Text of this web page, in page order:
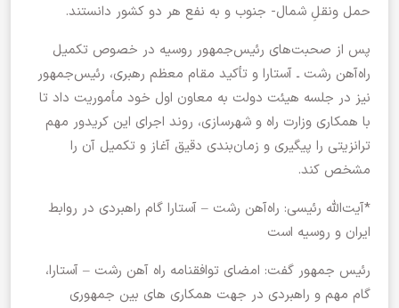
حمل ونقلِ شمال- جنوب و به نفع هر دو کشور دانستند.
پس از صحبت‌های رئیس‌جمهور روسیه در خصوص تکمیل
راه‌آهن رشت ـ آستارا و تأکید مقام معظم رهبری، رئیس‌جمهور
نیز در جلسه هیئت دولت به معاون اول خود مأموریت داد تا
با همکاری وزارت راه و شهرسازی، روند اجرای این کریدور مهم
ترانزیتی را پیگیری و زمان‌بندی دقیق آغاز و تکمیل آن را
مشخص کند.
*آیت‌الله رئیسی: راه‌آهن رشت – آستارا گام راهبردی در روابط
ایران و روسیه است
رئیس جمهور گفت: امضای توافقنامه راه آهن رشت – آستارا،
گام مهم و راهبردی در جهت همکاری های بین جمهوری